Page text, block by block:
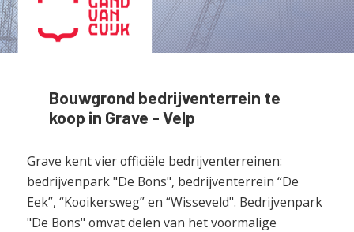
Bouwgrond bedrijventerrein te
koop in Grave - Velp
Grave kent vier officiële bedrijventerreinen:
bedrijvenpark "De Bons", bedrijventerrein “De
Eek”, “Kooikersweg” en “Wisseveld". Bedrijvenpark
"De Bons" omvat delen van het voormalige